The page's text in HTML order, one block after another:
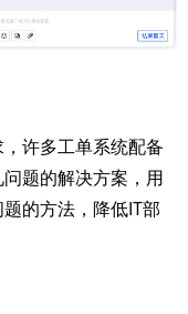
许多工单系统配备
题的解决方案，用
的方法，降低IT部